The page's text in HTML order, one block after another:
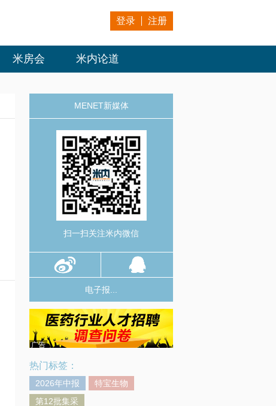
登录 注册
米房会 米内论道
MENET新媒体
扫一扫关注米内微信
电子报...
广告
热门标签：
2026年中报
特宝生物
第12批集采